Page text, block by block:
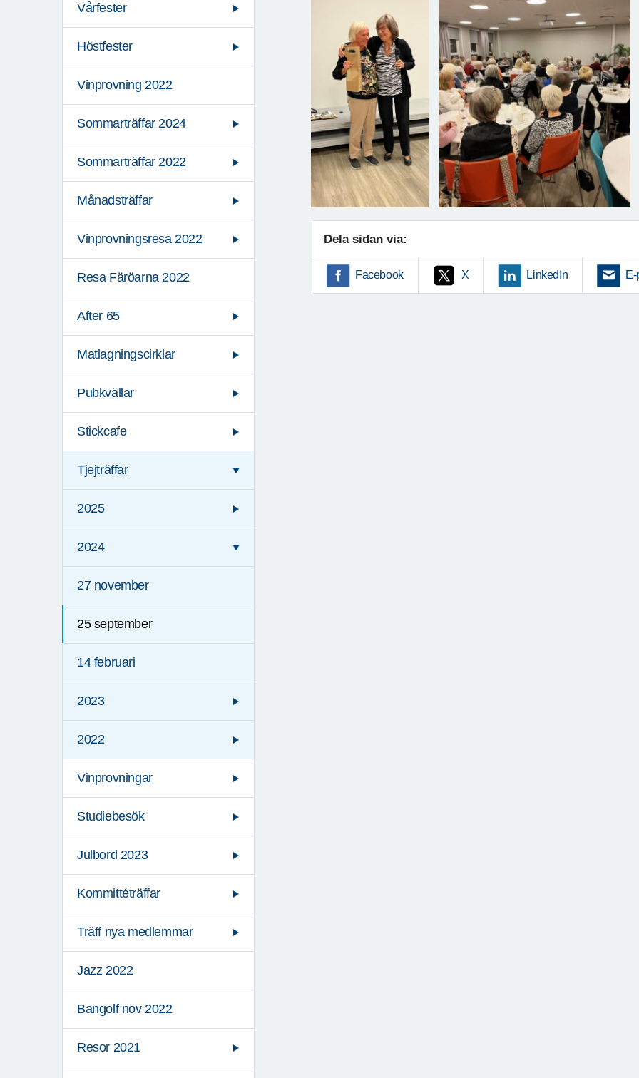
Vårfester
Höstfester
Vinprovning 2022
Sommarträffar 2024
Sommarträffar 2022
Månadsträffar
Vinprovningsresa 2022
Resa Färöarna 2022
After 65
Matlagningscirklar
Pubkvällar
Stickcafe
Tjejträffar
2025
2024
27 november
25 september
14 februari
2023
2022
Vinprovningar
Studiebesök
Julbord 2023
Kommittéträffar
Träff nya medlemmar
Jazz 2022
Bangolf nov 2022
Resor 2021
Dela sidan via:
Facebook X LinkedIn